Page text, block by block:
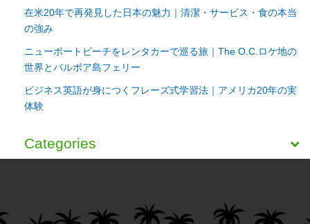
在米20年で再発見した日本の魅力｜清潔・サービス・食の本当
の強み
ニューポートビーチをレンタカーで巡る旅｜The O.C.ロケ地の
世界とバルボア島フェリー
ビジネス英語が身につくフレーズ式学習法｜アメリカ20年の実
体験
Categories